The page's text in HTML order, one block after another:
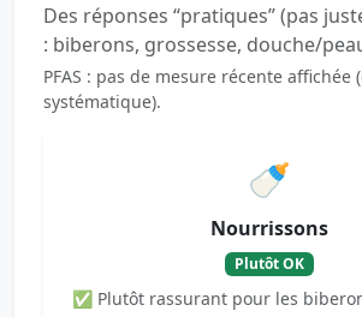
Des réponses “pratiques” (pas
: biberons, grossesse, douche/
PFAS : pas de mesure récente affichée
systématique).
🍼
Nourrissons
Plutôt OK
✅ Plutôt rassurant pour les